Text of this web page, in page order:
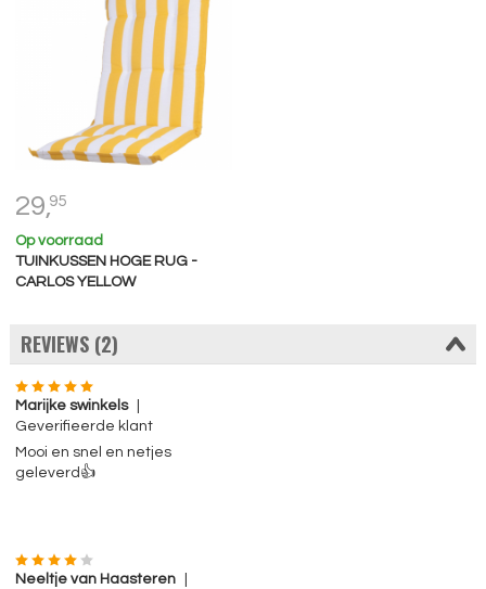
29,95
Op voorraad
TUINKUSSEN HOGE RUG -
CARLOS YELLOW
REVIEWS (2)
Marijke swinkels
Geverifieerde klant
Mooi en snel en netjes
geleverd👍
Neeltje van Haasteren